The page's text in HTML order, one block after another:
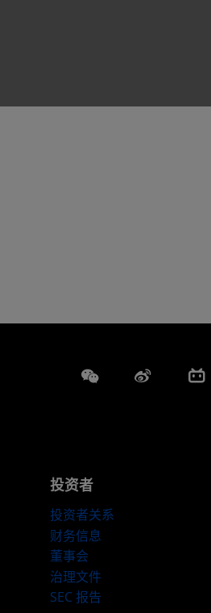
Weixin Weibo
投资者
投资者关系
财务信息
董事会
治理文件
SEC 报告